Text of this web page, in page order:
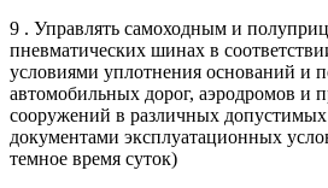
9 . Управлять самоходным и
пневматических шинах в
условиями уплотнения оснований и
автомобильных дорог, аэродромов и
сооружений в различных
документами эксплуатационных
темное время суток)